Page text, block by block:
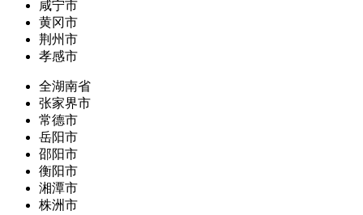
咸宁市
黄冈市
荆州市
孝感市
全湖南省
张家界市
常德市
岳阳市
邵阳市
衡阳市
湘潭市
株洲市